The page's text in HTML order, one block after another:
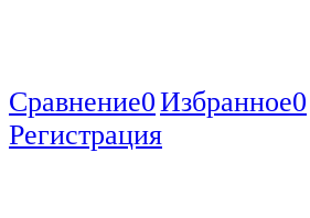
Сравнение0Избранное0
Регистрация